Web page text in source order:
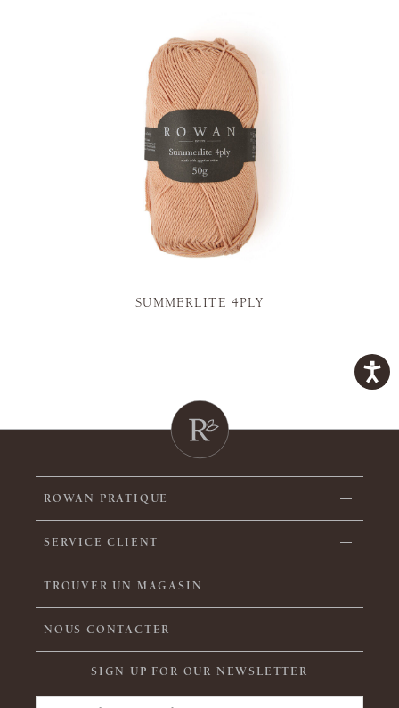
SUMMERLITE 4PLY
ROWAN PRATIQUE
SERVICE CLIENT
TROUVER UN MAGASIN
NOUS CONTACTER
SIGN UP FOR OUR NEWSLETTER